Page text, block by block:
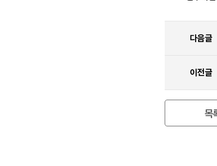
년-
1
5
다음글
이전글
목